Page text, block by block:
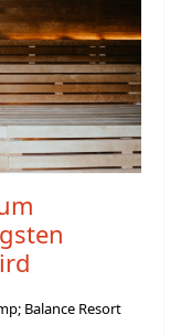
Balance Resort